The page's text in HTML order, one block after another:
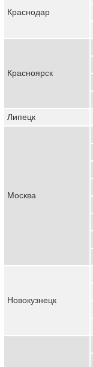
Краснодар
Красноярск
Липецк
Москва
Новокузнецк